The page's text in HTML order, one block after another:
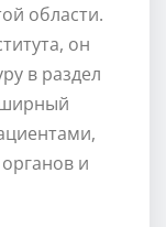
области.
он
в раздел
и